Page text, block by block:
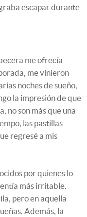
escapar durante
me ofrecía
me vinieron
noches de sueño,
la impresión de que
no son más que una
las pastillas
regresé a mis
por quienes lo
más irritable.
pero en aquella
Además, la